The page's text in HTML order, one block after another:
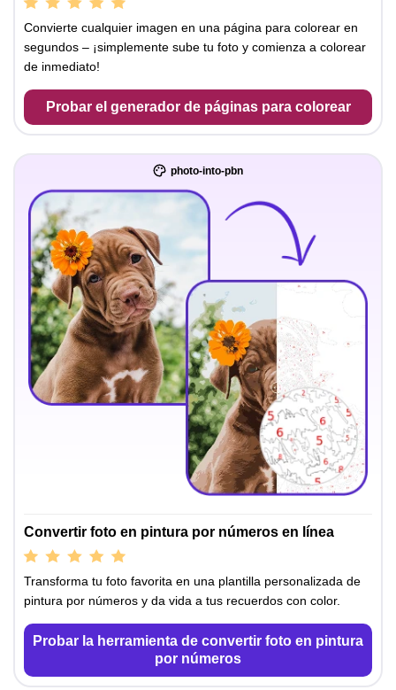
Convierte cualquier imagen en una página para colorear en
segundos – ¡simplemente sube tu foto y comienza a colorear
de inmediato!
Probar el generador de páginas para colorear
photo-into-pbn
Convertir foto en pintura por números en línea
Transforma tu foto favorita en una plantilla personalizada de
pintura por números y da vida a tus recuerdos con color.
Probar la herramienta de convertir foto en pintura
por números